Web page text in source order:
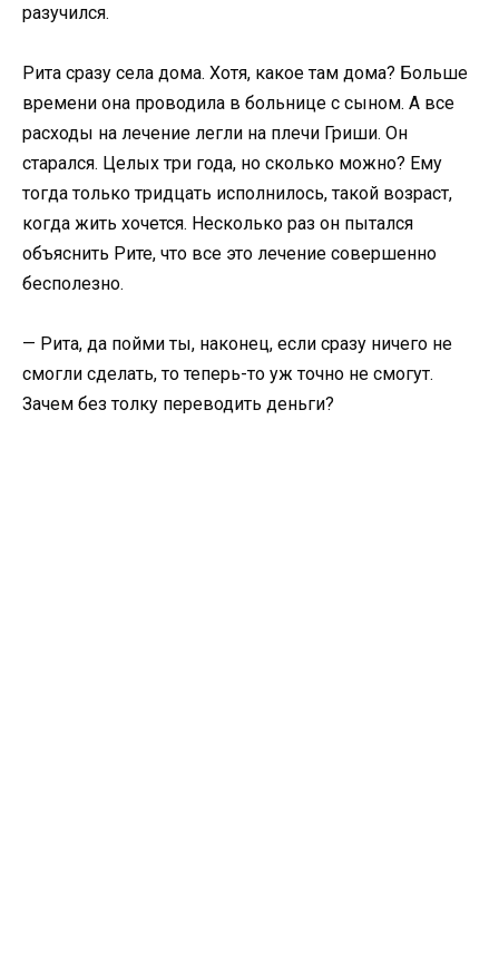
разучился.
Рита сразу села дома. Хотя, какое там дома? Больше
времени она проводила в больнице с сыном. А все
расходы на лечение легли на плечи Гриши. Он
старался. Целых три года, но сколько можно? Ему
тогда только тридцать исполнилось, такой возраст,
когда жить хочется. Несколько раз он пытался
объяснить Рите, что все это лечение совершенно
бесполезно.
— Рита, да пойми ты, наконец, если сразу ничего не
смогли сделать, то теперь-то уж точно не смогут.
Зачем без толку переводить деньги?